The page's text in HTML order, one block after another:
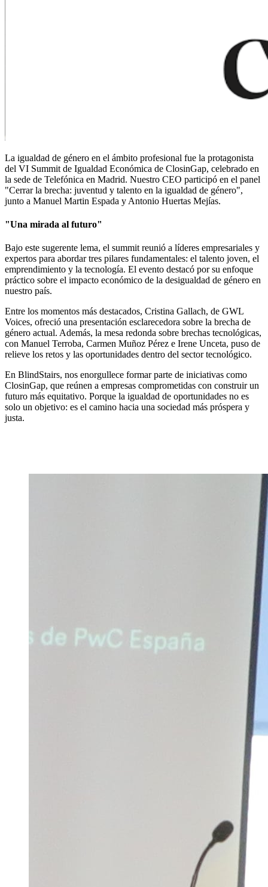
La igualdad de género en el ámbito profesional fue la protagonista
del VI Summit de Igualdad Económica de ClosinGap, celebrado en
la sede de Telefónica en Madrid. Nuestro CEO participó en el panel
"Cerrar la brecha: juventud y talento en la igualdad de género",
junto a Manuel Martin Espada y Antonio Huertas Mejías.
"Una mirada al futuro"
Bajo este sugerente lema, el summit reunió a líderes empresariales y
expertos para abordar tres pilares fundamentales: el talento joven, el
emprendimiento y la tecnología. El evento destacó por su enfoque
práctico sobre el impacto económico de la desigualdad de género en
nuestro país.
Entre los momentos más destacados, Cristina Gallach, de GWL
Voices, ofreció una presentación esclarecedora sobre la brecha de
género actual. Además, la mesa redonda sobre brechas tecnológicas,
con Manuel Terroba, Carmen Muñoz Pérez e Irene Unceta, puso de
relieve los retos y las oportunidades dentro del sector tecnológico.
En BlindStairs, nos enorgullece formar parte de iniciativas como
ClosinGap, que reúnen a empresas comprometidas con construir un
futuro más equitativo. Porque la igualdad de oportunidades no es
solo un objetivo: es el camino hacia una sociedad más próspera y
justa.